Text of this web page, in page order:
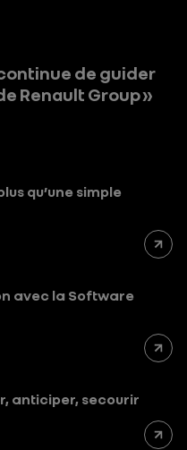
de guider
Renault Group »
qu’une simple
avec la Software
anticiper, secourir